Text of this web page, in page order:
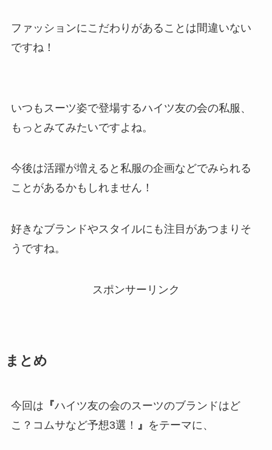
ファッションにこだわりがあることは間違いない
ですね！
いつもスーツ姿で登場するハイツ友の会の私服、
もっとみてみたいですよね。
今後は活躍が増えると 私服の企画などでみられる
ことがあるかも しれません！
好きなブランドやスタイルにも注目があつまりそ
うですね。
スポンサーリンク
まとめ
今回は 『ハイツ友の会のスーツのブランドはど
こ？コムサなど予想3選！ 』 をテーマに、